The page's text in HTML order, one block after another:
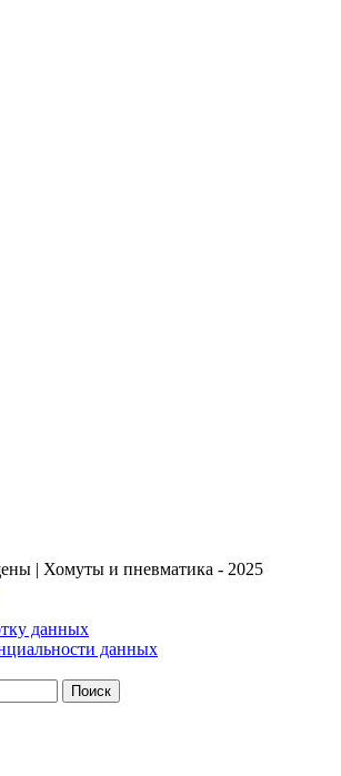
| Хомуты и пневматика - 2025
данных
данных
Поиск